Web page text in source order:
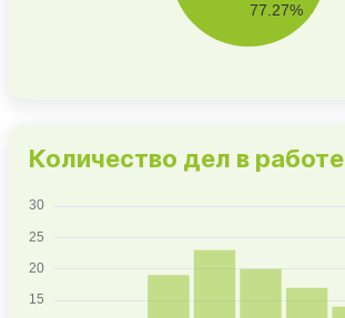
Количество дел в работе